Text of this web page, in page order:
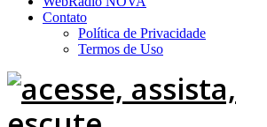
Contato
Política de Privacidade
Termos de Uso